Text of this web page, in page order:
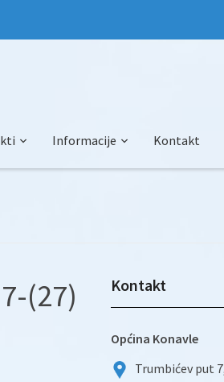
Informacije Kontakt
(27) Kontakt
Općina Konavle
Trumbićev put